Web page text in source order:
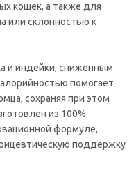
кошек, а также для
или склонностью к
и индейки, сниженным
помогает
сохраняя при этом
из 100%
формуле,
поддержку